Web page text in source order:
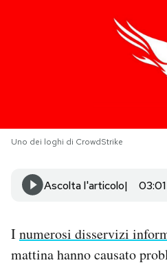
I MIEI PREFERITI
SHOP
CALENDARIO
Uno dei loghi di CrowdStrike
Ascolta l'articolo 03:01
Inumerosi disservizi
mattina hanno causato